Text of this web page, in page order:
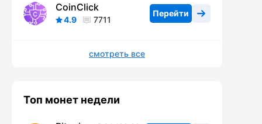
CoinClick
4.9 7711
Перейти
смотреть все
Топ монет недели